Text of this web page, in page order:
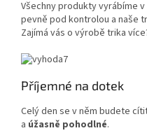
Všechny produkty vyrábíme
pevně pod kontrolou a naše
Zajímá vás o výrobě trika
Příjemné na dotek
Celý den se v něm budete
a úžasně pohodlné.